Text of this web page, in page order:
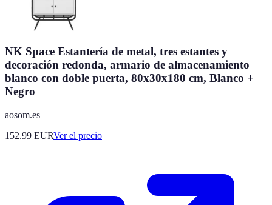
NK Space Estantería de metal, tres estantes y
decoración redonda, armario de almacenamiento
blanco con doble puerta, 80x30x180 cm, Blanco +
Negro
aosom.es
152.99 EURVer el precio